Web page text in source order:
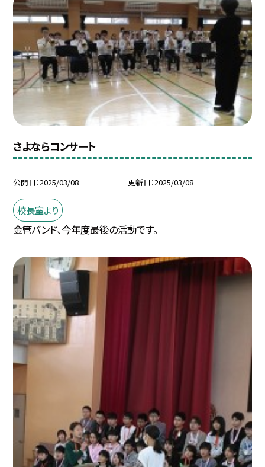
さよならコンサート
公開日 2025/03/08 更新日 2025/03/08
校長室より
金管バンド、今年度最後の活動です。